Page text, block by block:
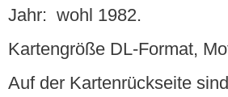
Jahr: wohl 1982.
Kartengröße DL-Format,
Auf der Kartenrückseite